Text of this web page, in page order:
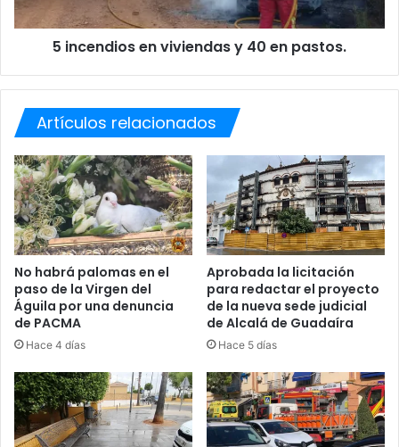
i
o
v
i
e
n
d
a
s
y
4
0
e
n
a
s
o
5 incendios en viviendas y 40 en pastos.
Artículos relacionados
No habrá palomas en el
paso de la Virgen del
Águila por una denuncia
de PACMA
Hace 4 días
Aprobada la licitación
para redactar el proyecto
de la nueva sede judicial
de Alcalá de Guadaíra
Hace 5 días